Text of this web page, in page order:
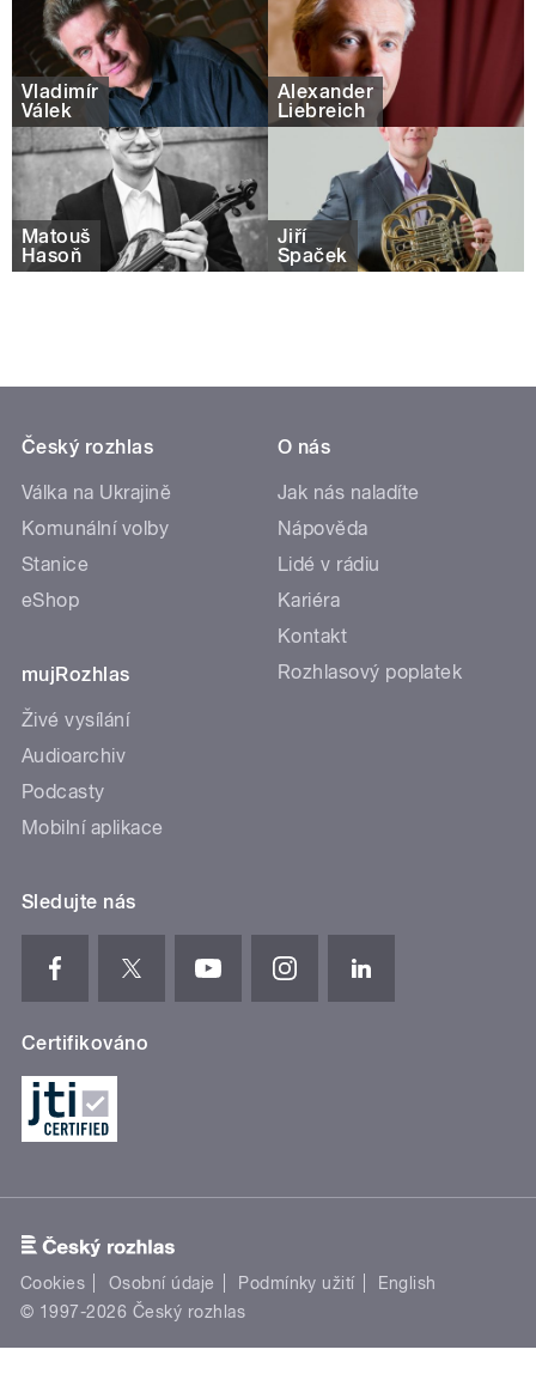
Vladimír
Válek
Alexander
Liebreich
Matouš
Hasoň
Jiří
Špaček
Český rozhlas
Válka na Ukrajině
Komunální volby
Stanice
eShop
mujRozhlas
Živé vysílání
Audioarchiv
Podcasty
Mobilní aplikace
O nás
Jak nás naladíte
Nápověda
Lidé v rádiu
Kariéra
Kontakt
Rozhlasový poplatek
Sledujte nás
Certifikováno
Cookies Osobní údaje Podmínky užití
English
© 1997-2026 Český rozhlas